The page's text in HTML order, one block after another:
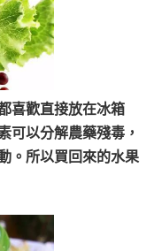
喜歡直接放在冰箱
可以分解農藥殘毒，
。所以買回來的水果